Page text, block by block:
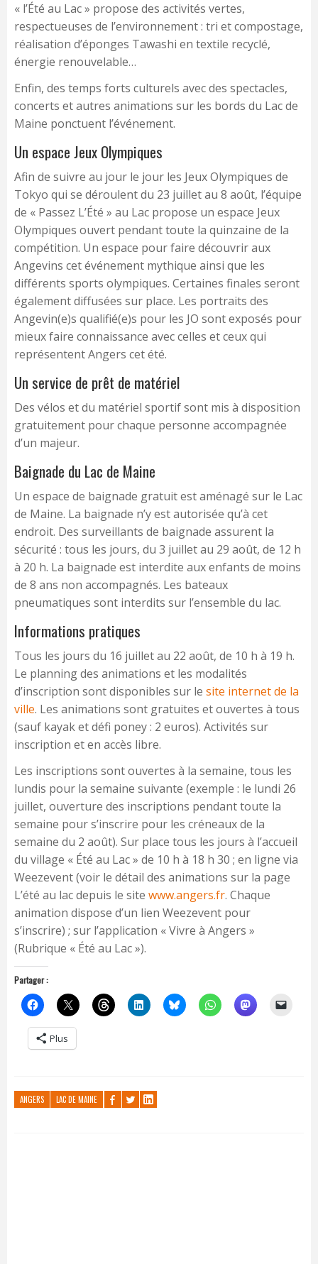
« l’Été au Lac » propose des activités vertes,
respectueuses de l’environnement : tri et compostage,
réalisation d’éponges Tawashi en textile recyclé,
énergie renouvelable…
Enfin, des temps forts culturels avec des spectacles,
concerts et autres animations sur les bords du Lac de
Maine ponctuent l’événement.
Un espace Jeux Olympiques
Afin de suivre au jour le jour les Jeux Olympiques de
Tokyo qui se déroulent du 23 juillet au 8 août, l’équipe
de « Passez L’Été » au Lac propose un espace Jeux
Olympiques ouvert pendant toute la quinzaine de la
compétition. Un espace pour faire découvrir aux
Angevins cet événement mythique ainsi que les
différents sports olympiques. Certaines finales seront
également diffusées sur place. Les portraits des
Angevin(e)s qualifié(e)s pour les JO sont exposés pour
mieux faire connaissance avec celles et ceux qui
représentent Angers cet été.
Un service de prêt de matériel
Des vélos et du matériel sportif sont mis à disposition
gratuitement pour chaque personne accompagnée
d’un majeur.
Baignade du Lac de Maine
Un espace de baignade gratuit est aménagé sur le Lac
de Maine. La baignade n’y est autorisée qu’à cet
endroit. Des surveillants de baignade assurent la
sécurité : tous les jours, du 3 juillet au 29 août, de 12 h
à 20 h. La baignade est interdite aux enfants de moins
de 8 ans non accompagnés. Les bateaux
pneumatiques sont interdits sur l’ensemble du lac.
Informations pratiques
Tous les jours du 16 juillet au 22 août, de 10 h à 19 h.
Le planning des animations et les modalités
d’inscription sont disponibles sur le site internet de la
ville. Les animations sont gratuites et ouvertes à tous
(sauf kayak et défi poney : 2 euros). Activités sur
inscription et en accès libre.
Les inscriptions sont ouvertes à la semaine, tous les
lundis pour la semaine suivante (exemple : le lundi 26
juillet, ouverture des inscriptions pendant toute la
semaine pour s’inscrire pour les créneaux de la
semaine du 2 août). Sur place tous les jours à l’accueil
du village « Été au Lac » de 10 h à 18 h 30 ; en ligne via
Weezevent (voir le détail des animations sur la page
L’été au lac depuis le site www.angers.fr. Chaque
animation dispose d’un lien Weezevent pour
s’inscrire) ; sur l’application « Vivre à Angers »
(Rubrique « Été au Lac »).
Partager :
Plus
ANGERS LAC DE MAINE